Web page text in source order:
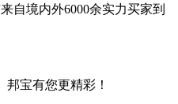
自境内外6000余实力买家到
宝有您更精彩！